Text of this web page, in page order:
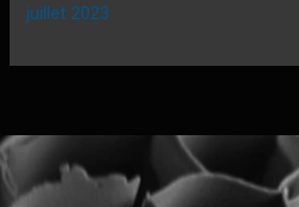
juillet 2023